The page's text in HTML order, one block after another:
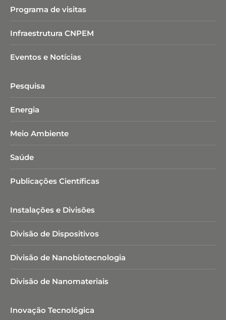
Programa de visitas
Infraestrutura CNPEM
Eventos e Notícias
Pesquisa
Energia
Meio Ambiente
Saúde
Publicações Científicas
Instalações e Divisões
Divisão de Dispositivos
Divisão de Nanobiotecnologia​
Divisão de Nanomateriais
Inovação Tecnológica